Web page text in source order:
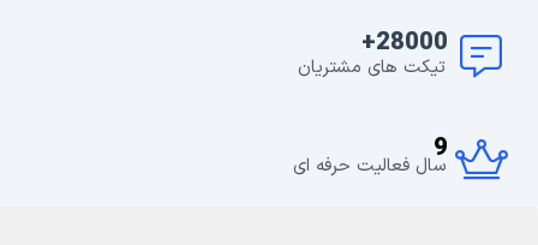
28000+
تیکت های مشتریان
9
سال فعالیت حرفه ای